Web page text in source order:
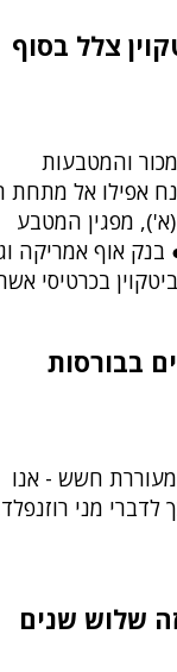
צלל בסוף
והמטבעות
אפילו אל מתחת
(א'), מפגין המטבע
בחזרה ל-9,300 דולר ● בנק אוף אמריקה
בכרטיסי
בבורסות
חשש - אנו
מני
שלוש שנים